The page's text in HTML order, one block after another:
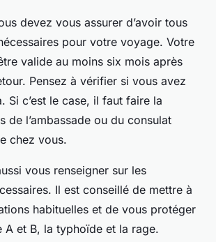
devez vous assurer d’avoir tous
pour votre voyage. Votre
valide au moins six mois après
Pensez à vérifier si vous avez
Si c’est le case, il faut faire la
de l’ambassade ou du consulat
chez vous.
vous renseigner sur les
Il est conseillé de mettre à
habituelles et de vous protéger
A et B, la typhoïde et la rage.